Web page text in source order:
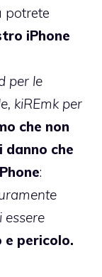
potrete
iPhone
per le
kiREmk per
che non
danno che
:
essere
pericolo.